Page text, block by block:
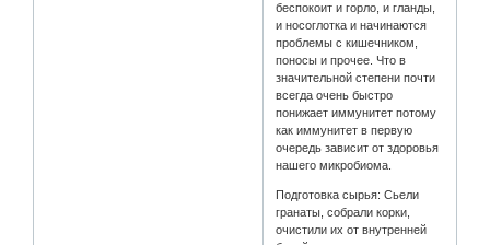
беспокоит и горло, и гланды,
и носоглотка и начинаются
проблемы с кишечником,
поносы и прочее. Что в
значительной степени почти
всегда очень быстро
понижает иммунитет потому
как иммунитет в первую
очередь зависит от здоровья
нашего микробиома.
Подготовка сырья: Сьели
гранаты, собрали корки,
очистили их от внутренней